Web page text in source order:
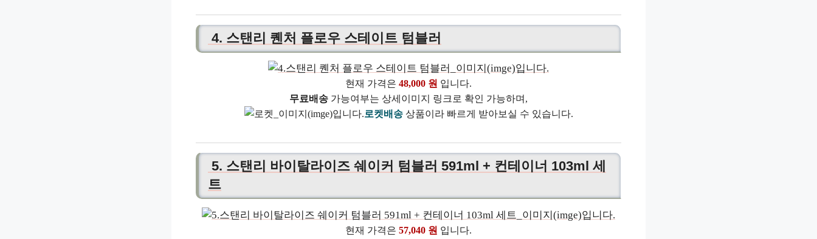
4. 스탠리 퀜처 플로우 스테이트 텀블러
현재 가격은 48,000 원 입니다.
무료배송 가능여부는 상세이미지 링크로 확인 가능하며,
로켓배송상품이라 빠르게 받아보실 수 있습니다.
5. 스탠리 바이탈라이즈 쉐이커 텀블러 591ml + 컨테이너 103ml 세
트
현재 가격은 57,040 원 입니다.